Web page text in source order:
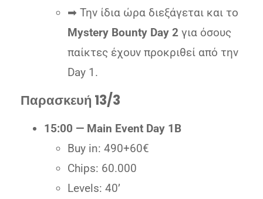
➡ Την ίδια ώρα διεξάγεται και το
Mystery Bounty Day 2 για όσους
παίκτες έχουν προκριθεί από την
Day 1.
Παρασκευή 13/3
15:00 — Main Event Day 1B
Buy in: 490+60€
Chips: 60.000
Levels: 40’